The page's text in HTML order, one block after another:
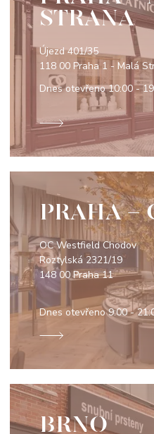
STRANA
Újezd 401/35
118 00 Praha 1 - Malá
Dnes otevřeno10:00 -
PRAHA -
OC Westfield Chodov
Roztylská 2321/19
148 00 Praha 11
Dnes otevřeno9:00 -
BRNO